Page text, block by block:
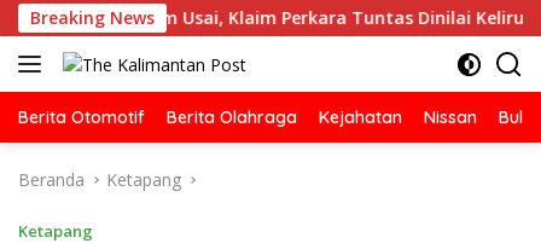
Langsung
ke
konten
Breaking News
Belum Usai, Klaim Perkara Tuntas Dinilai Keliru
Berita Otomotif Berita Olahraga Kejahatan Nissan
Beranda Ketapang
Ketapang